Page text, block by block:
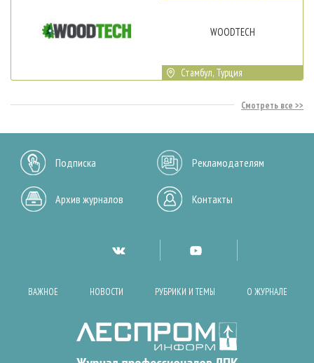
WOODTECH
Стамбул, Турция
Смотреть все
Подписка Рекламодателям
Архив журналов Контакты
ВАЖНОЕ НОВОСТИ РУБРИКИ И ТЕМЫ О ЖУРНАЛЕ